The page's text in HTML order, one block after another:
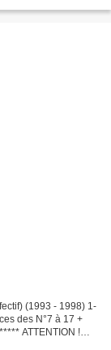
(1993 - 1998) 1-
des N°7 à 17 +
ATTENTION !